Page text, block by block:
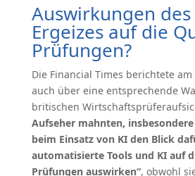
Auswirkungen
Ergeizes auf die
Prüfungen?
Die Financial Times berichtete
auch über eine entsprechende
britischen
Aufseher mahnten,
beim Einsatz von KI den Blick
automatisierte Tools und KI auf
Prüfungen auswirken“, obwohl